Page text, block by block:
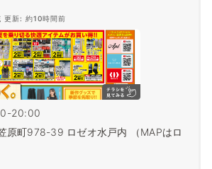
更新: 約10時間前
20:00
原町978-39 ロゼオ水戸内 （MAPはロ